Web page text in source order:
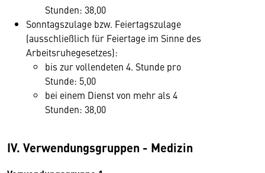
Stunden: 38,00
Sonntagszulage bzw. Feiertagszulage
(ausschließlich für Feiertage im Sinne des
Arbeitsruhegesetzes):
bis zur vollendeten 4. Stunde pro
Stunde: 5,00
bei einem Dienst von mehr als 4
Stunden: 38,00
IV. Verwendungsgruppen - Medizin